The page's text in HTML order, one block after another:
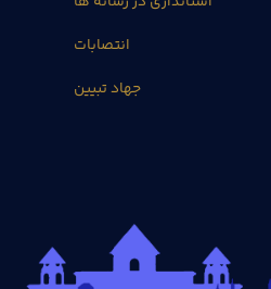
انتصابات
جهاد تبیین